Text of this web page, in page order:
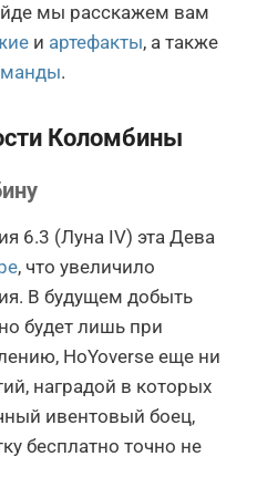
мы расскажем вам
и артефакты, а также
.
Коломбины
6.3 (Луна IV) эта Дева
, что увеличило
В будущем добыть
будет лишь при
HoYoverse еще ни
наградой в которых
ивентовый боец,
бесплатно точно не